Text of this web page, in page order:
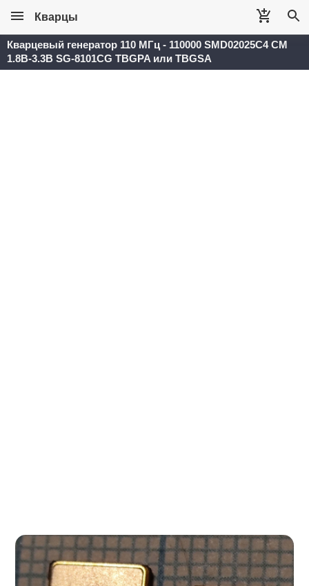
Кварцы
Кварцевый генератор 110 МГц - 110000 SMD02025C4 CM
1.8В-3.3В SG-8101CG TBGPA или TBGSA